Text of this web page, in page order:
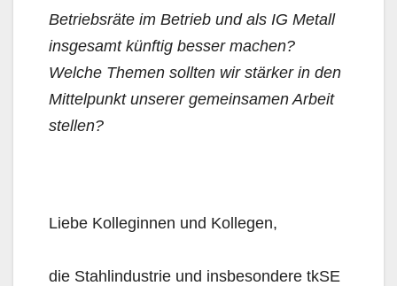
Betriebsräte im Betrieb und als IG Metall
insgesamt künftig besser machen?
Welche Themen sollten wir stärker in den
Mittelpunkt unserer gemeinsamen Arbeit
stellen?
Liebe Kolleginnen und Kollegen,
die Stahlindustrie und insbesondere tkSE